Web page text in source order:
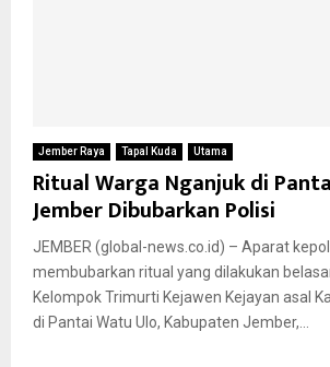
Jember Raya Tapal Kuda Utama
Ritual Warga Nganjuk di
Jember Dibubarkan Polisi
JEMBER (global-news.co.id) – Aparat
membubarkan ritual yang dilakukan
Kelompok Trimurti Kejawen Kejayan asal
di Pantai Watu Ulo, Kabupaten Jember,...